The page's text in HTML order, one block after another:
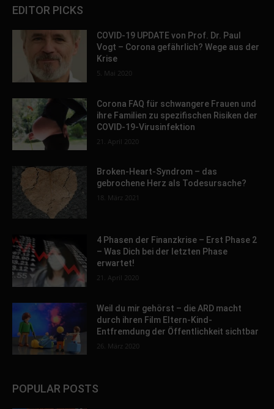
EDITOR PICKS
COVID-19 UPDATE von Prof. Dr. Paul
Vogt – Corona gefährlich? Wege aus der
Krise
5. Mai 2020
Corona FAQ für schwangere Frauen und
ihre Familien zu spezifischen Risiken der
COVID-19-Virusinfektion
21. April 2020
Broken-Heart-Syndrom – das
gebrochene Herz als Todesursache?
18. März 2021
4 Phasen der Finanzkrise – Erst Phase 2
– Was Dich bei der letzten Phase
erwartet!
21. April 2020
Weil du mir gehörst – die ARD macht
durch ihren Film Eltern-Kind-
Entfremdung der Öffentlichkeit sichtbar
26. März 2020
POPULAR POSTS